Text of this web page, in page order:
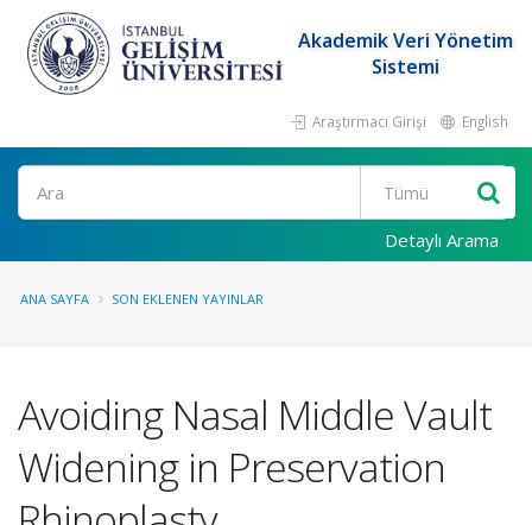
Akademik Veri Yönetim
Sistemi
Araştırmacı Girişi English
Ara
Detaylı Arama
ANA SAYFA SON EKLENEN YAYINLAR
Avoiding Nasal Middle Vault
Widening in Preservation